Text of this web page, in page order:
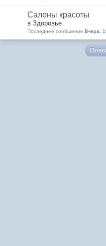
Салоны красоты
в Здоровье
Последнее сообщение Вчера,